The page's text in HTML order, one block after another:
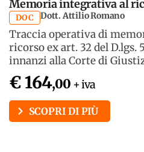
Memoria integrativa al
DOC Dott. Attilio Romano
Traccia operativa di
ricorso ex art. 32 del D.lgs.
innanzi alla Corte di
€ 164,00 + iva
SCOPRI DI PIÙ